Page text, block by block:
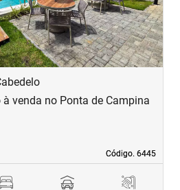
Código. 6445
Código. 6445
venda no Ponta de Campina